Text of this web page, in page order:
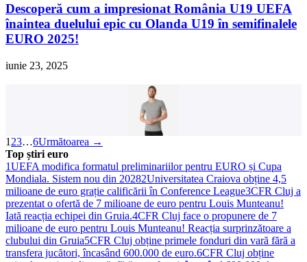
Descoperă cum a impresionat România U19 UEFA
înaintea duelului epic cu Olanda U19 în semifinalele
EURO 2025!
iunie 23, 2025
Tricou Slim 500 Fitness Gri Bărbați
44,99 lei Cumpara
1 23…6Următoarea →
Top știri euro
1UEFA modifica formatul preliminariilor pentru EURO și Cupa
Mondiala. Sistem nou din 20282Universitatea Craiova obține 4,5
milioane de euro grație calificării în Conference League3CFR Cluj a
prezentat o ofertă de 7 milioane de euro pentru Louis Munteanu!
Iată reacția echipei din Gruia.4CFR Cluj face o propunere de 7
milioane de euro pentru Louis Munteanu! Reacția surprinzătoare a
clubului din Gruia5CFR Cluj obține primele fonduri din vară fără a
transfera jucători, încasând 600.000 de euro.6CFR Cluj obține